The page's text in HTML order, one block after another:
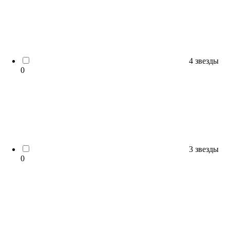
4 звезды
0
3 звезды
0